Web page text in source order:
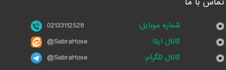
شماره موبایل:
02133112528
کانال ایتا:
@SabraHose
کانال تلگرام:
@SabraHose